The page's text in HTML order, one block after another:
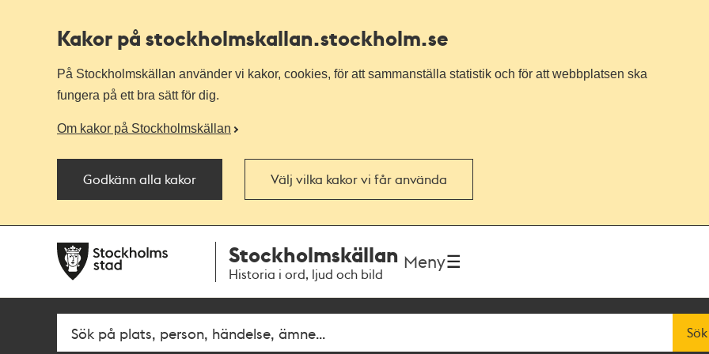
Kakor på stockholmskallan.stockholm.se
På Stockholmskällan använder vi kakor, cookies, för att sammanställa statistik och för att webbplatsen ska
fungera på ett bra sätt för dig.
Om kakor på Stockholmskällan
Godkänn alla kakor Välj vilka kakor vi får använda
navigationen
huvudinnehållet
Stockholmskällan
Historia i ord, ljud och bild
Meny
Fritextsök Sök